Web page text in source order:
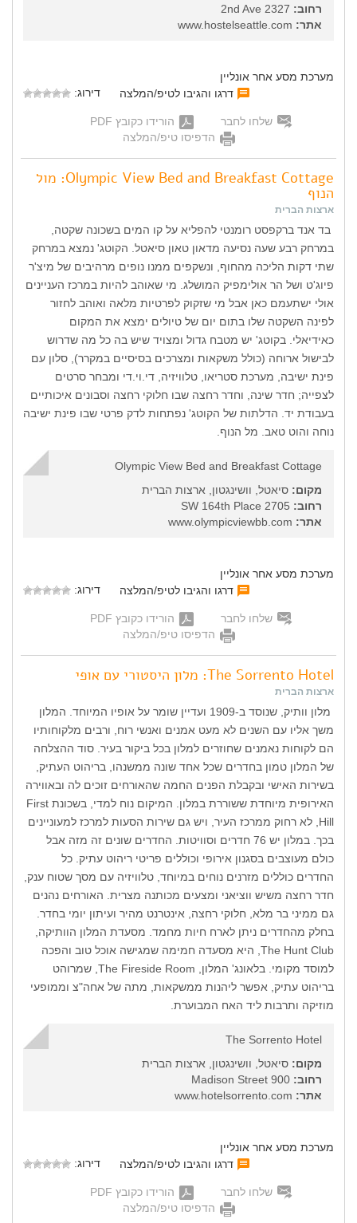
רחוב:
אתר:
מערכת מסע אחר אונליין
דרגו והגיבו לטיפ/המלצה
דירוג:
שלחו לחבר
הורידו כקובץ PDF
הדפיסו טיפ/המלצה
Olympic View Bed and Breakfast Cottage: מול
הנוף
ארצות הברית
בד אנד ברקפסט רומנטי להפליא על קו המים בשכונה שקטה,
במרחק רבע שעה נסיעה מדאון טאון סיאטל. הקוטג' נמצא במרחק
שתי דקות הליכה מהחוף, ונשקפים ממנו נופים מרהיבים של מיצ'ר
פיוג'ט ושל הר אולימפיק המושלג. מי שאוהב להיות במרכז העניינים
אולי ישתעמם כאן אבל מי שזקוק לפרטיות מלאה ואוהב לחזור
לפינה השקטה שלו בתום יום של טיולים ימצא את המקום
כאידיאלי. בקוטג' יש מטבח גדול ומצויד שיש בה כל מה שדרוש
לבישול ארוחה (כולל משקאות ומצרכים בסיסיים במקרר), סלון עם
פינת ישיבה, מערכת סטריאו, טלוויזיה, די.וי.די ומבחר סרטים
לצפייה; חדר שינה, וחדר רחצה שבו חלוקי רחצה וסבונים איכותיים
בעבודת יד. הדלתות של הקוטג' נפתחות לדק פרטי שבו פינת ישיבה
נוחה והוט טאב. מל הנוף.
Olympic View Bed and Breakfast Cottage
מקום: סיאטל, וושינגטון, ארצות הברית
רחוב:
אתר:
מערכת מסע אחר אונליין
דרגו והגיבו לטיפ/המלצה
דירוג:
שלחו לחבר
הורידו כקובץ PDF
הדפיסו טיפ/המלצה
The Sorrento Hotel: מלון היסטורי עם אופי
ארצות הברית
מלון וותיק, שנוסד ב-1909 ועדיין שומר על אופיו המיוחד. המלון
משך אליו עם השנים לא מעט אמנים ואנשי רוח, ורבים מלקוחותיו
הם לקוחות נאמנים שחוזרים למלון בכל ביקור בעיר. סוד ההצלחה
של המלון טמון בחדרים שכל אחד שונה ממשנהו, בריהוט העתיק,
בשירות האישי ובקבלת הפנים החמה שהאורחים זוכים לה ובאווירה
האירופית מיוחדת ששוררת במלון. המיקום נוח למדי, בשכונת First
Hill, לא רחוק ממרכז העיר, ויש גם שירות הסעות למרכז למעוניינים
בכך. במלון יש 76 חדרים וסוויטות. החדרים שונים זה מזה אבל
כולם מעוצבים בסגנון אירופי וכוללים פריטי ריהוט עתיק. כל
החדרים כוללים מזרנים נוחים במיוחד, טלוויזיה עם מסך שטוח ענק,
חדר רחצה משיש ווציאני ומצעים מכותנה מצרית. האורחים נהנים
גם ממיני בר מלא, חלוקי רחצה, אינטרנט מהיר ועיתון יומי בחדר.
בחלק מהחדרים ניתן לארח חיות מחמד. מסעדת המלון הוותיקה,
The Hunt Club, היא מסעדה חמימה שמגישה אוכל טוב והפכה
למוסד מקומי. בלאונג' המלון, The Fireside Room, שמרוהט
בריהוט עתיק, אפשר ליהנות ממשקאות, מתה של אחה"צ וממופעי
מוזיקה ותרבות ליד האח המבוערת.
The Sorrento Hotel
מקום: סיאטל, וושינגטון, ארצות הברית
רחוב:
אתר:
מערכת מסע אחר אונליין
דרגו והגיבו לטיפ/המלצה
דירוג:
שלחו לחבר
הורידו כקובץ PDF
הדפיסו טיפ/המלצה